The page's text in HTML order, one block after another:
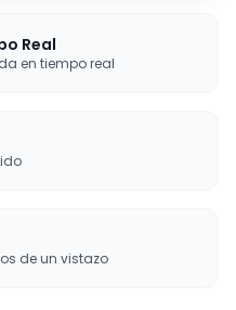
Real
en tiempo real
de un vistazo